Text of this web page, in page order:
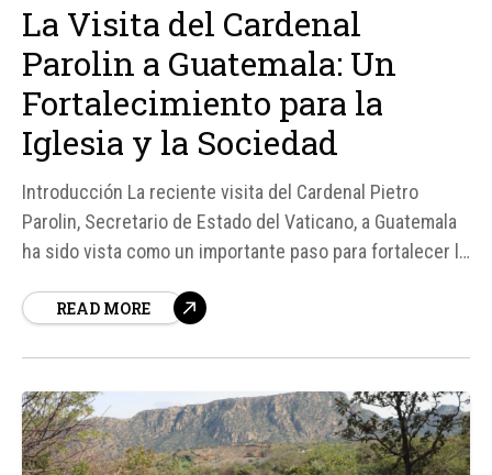
La Visita del Cardenal
Parolin a Guatemala: Un
Fortalecimiento para la
Iglesia y la Sociedad
Introducción La reciente visita del Cardenal Pietro
Parolin, Secretario de Estado del Vaticano, a Guatemala
ha sido vista como un importante paso para fortalecer la
Sandoval Quinteros, director de la Oficina de
READ MORE